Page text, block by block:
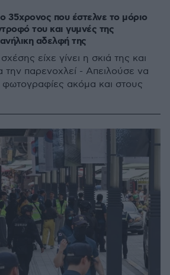
35χρονος που έστελνε το μόριο
του και γυμνές της
αδελφή της
είχε γίνει η σκιά της και
την παρενοχλεί - Απειλούσε να
φωτογραφίες ακόμα και στους